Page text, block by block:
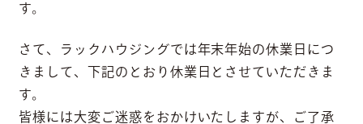
す。
さて、ラックハウジングでは年末年始の休業日につ
きまして、下記のとおり休業日とさせていただきま
す。
皆様には大変ご迷惑をおかけいたしますが、ご了承